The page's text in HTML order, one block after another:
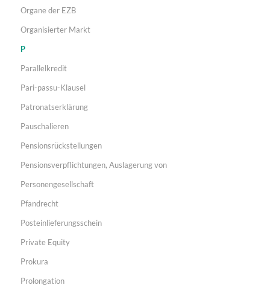
Organe der EZB
Organisierter Markt
P
Parallelkredit
Pari-passu-Klausel
Patronatserklärung
Pauschalieren
Pensionsrückstellungen
Pensionsverpflichtungen, Auslagerung von
Personengesellschaft
Pfandrecht
Posteinlieferungsschein
Private Equity
Prokura
Prolongation